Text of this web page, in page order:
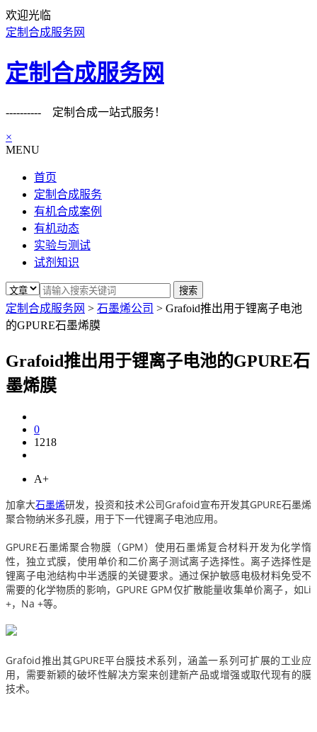
欢迎光临
定制合成服务网
定制合成服务网
---------- 定制合成一站式服务！
×
MENU
首页
定制合成服务
有机合成案例
有机动态
实验与测试
试剂知识
定制合成服务网 > 石墨烯公司 > Grafoid推出用于锂离子电池
的GPURE石墨烯膜
Grafoid推出用于锂离子电池的GPURE石
墨烯膜
0
1218
A+
加拿大石墨烯研发，投资和技术公司Grafoid宣布开发其GPURE石墨烯
聚合物纳米多孔膜，用于下一代锂离子电池应用。
GPURE石墨烯聚合物膜（GPM）使用石墨烯复合材料开发为化学惰
性，独立式膜，使用单价和二价离子测试离子选择性。 离子选择性是
锂离子电池结构中半透膜的关键要求。通过保护敏感电极材料免受不
需要的化学物质的影响，GPURE GPM仅扩散能量收集单价离子，如Li
+，Na +等。
Grafoid推出其GPURE平台膜技术系列，涵盖一系列可扩展的工业应
用，需要新颖的破坏性解决方案来创建新产品或增强或取代现有的膜
技术。